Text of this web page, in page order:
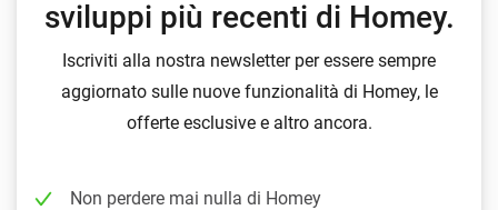
sviluppi più recenti di Homey.
Iscriviti alla nostra newsletter per essere sempre
aggiornato sulle nuove funzionalità di Homey, le
offerte esclusive e altro ancora.
Non perdere mai nulla di Homey